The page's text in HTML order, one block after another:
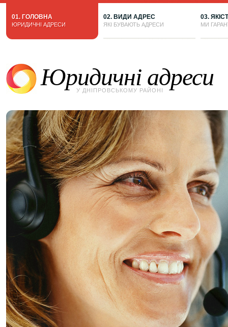
01. ГОЛОВНА
ЮРИДИЧНІ АДРЕСИ
02. ВИДИ АДРЕС
ЯКІ БУВАЮТЬ АДРЕСИ
03.
МИ
Юридичні адреси
У ДНІПРОВСЬКОМУ РАЙОНІ